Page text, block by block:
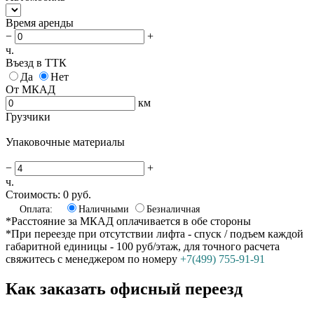
Время аренды
−
+
ч.
Въезд в ТТК
Да
Нет
От МКАД
км
Грузчики
Упаковочные материалы
−
+
ч.
Стоимость: 0 руб.
Оплата: Наличными Безналичная
*Расстояние за МКАД оплачивается в обе стороны
*При переезде при отсутствии лифта - спуск / подъем каждой
габаритной единицы - 100 руб/этаж, для точного расчета
свяжитесь с менеджером по номеру +7(499) 755-91-91
Как заказать офисный переезд